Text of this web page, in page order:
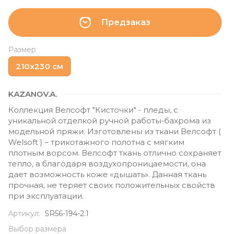
Предзаказ
Размер
210x230 см
KAZANOV.A.
Коллекция Велсофт "Кисточки" - пледы, с
уникальной отделкой ручной работы-бахрома из
модельной пряжи. Изготовлены из ткани Велсофт (
Welsoft ) – трикотажного полотна с мягким
плотным ворсом. Велсофт ткань отлично сохраняет
тепло, а благодаря воздухопроницаемости, она
дает возможность коже «дышать». Данная ткань
прочная, не теряет своих положительных свойств
при эксплуатации.
Артикул: SR56-194-2.1
Выбор размера